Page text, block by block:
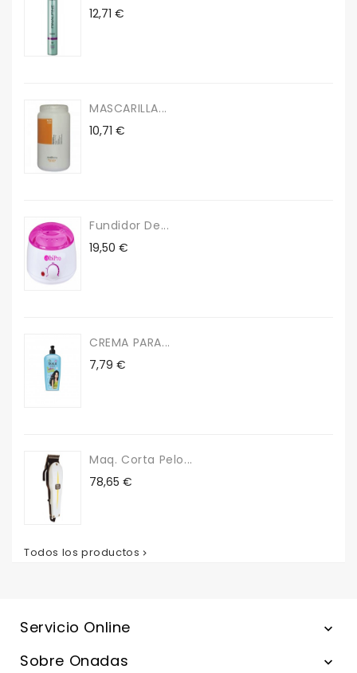
Precio
12,71 €
MASCARILLA...
Precio
10,71 €
Fundidor De...
Precio
19,50 €
CREMA PARA...
Precio
7,79 €
Maq. Corta Pelo...
Precio
78,65 €
Todos los productos 
Servicio Online 
Sobre Onadas 